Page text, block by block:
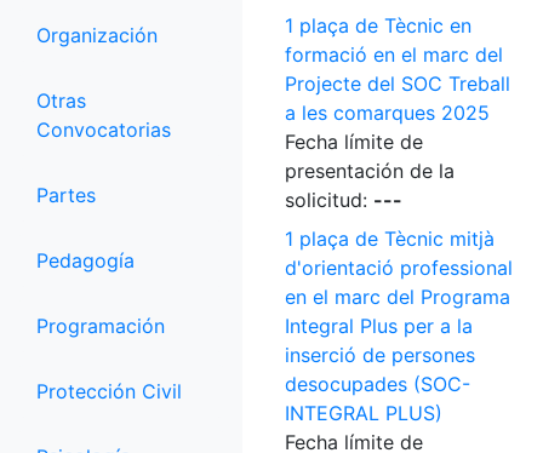
Organización
Otras
Convocatorias
Partes
Pedagogía
Programación
Protección Civil
1 plaça de Tècnic en
formació en el marc del
Projecte del SOC Treball
a les comarques 2025
Fecha límite de
presentación de la
solicitud: ---
1 plaça de Tècnic mitjà
d'orientació professional
en el marc del Programa
Integral Plus per a la
inserció de persones
desocupades (SOC-
INTEGRAL PLUS)
Fecha límite de